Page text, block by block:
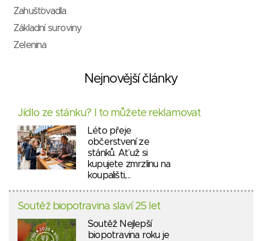
Zahušťovadla
Základní suroviny
Zelenina
Nejnovější články
Jídlo ze stánku? I to můžete reklamovat
Léto přeje
občerstvení ze
stánků. Ať už si
kupujete zmrzlinu na
koupališti,…
Soutěž biopotravina slaví 25 let
Soutěž Nejlepší
biopotravina roku je